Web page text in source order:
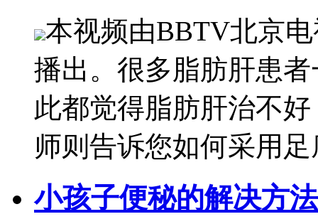
本视频由BBTV北京
播出。很多脂肪肝患
此都觉得脂肪肝治不
师则告诉您如何采用
小孩子便秘的解决方法